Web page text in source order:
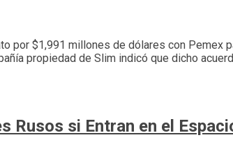
por $1,991 millones de dólares con
propiedad de Slim indicó que dicho
Rusos si Entran en el